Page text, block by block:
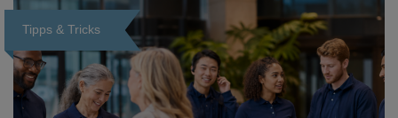
Tipps & Tricks